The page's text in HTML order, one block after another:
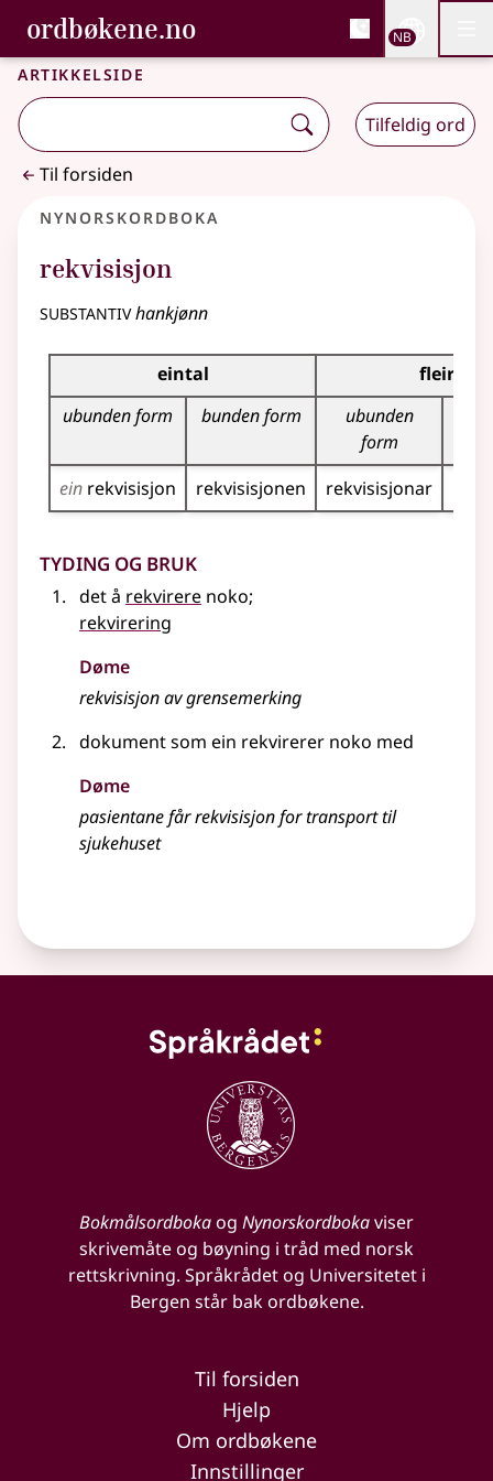
Gå til hovedinnhold
Tilgjengelighet
ordbøkene.no, Bokmålsordboka og
Bokmålsordboka og Nynorskordboka
NB
Artikkelside
Tilfeldig ord
Til forsiden
Nynorskordboka
rekvisisjon
substantivhankjønn
Bøyningstabell for dette substantivet
eintal
fleirtal
ubunden form
bunden form
ubunden
form
ein rekvisisjon rekvisisjonen rekvisisjonar
Tyding og bruk
det å rekvirere noko;
rekvirering
Døme
rekvisisjon av grensemerking
dokument som ein rekvirerer noko med
Døme
pasientane får rekvisisjon for transport til
sjukehuset
Bokmålsordbokaog Nynorskordbokaviser
skrivemåte og bøyning i tråd med norsk
rettskrivning. Språkrådet og Universitetet i
Bergen står bak ordbøkene.
Til forsiden
Hjelp
Om ordbøkene
Innstillinger